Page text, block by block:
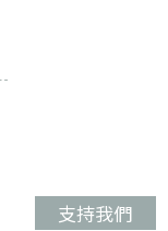
支持我們